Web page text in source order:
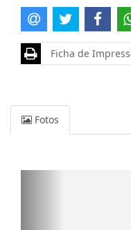
Ficha de
Fotos